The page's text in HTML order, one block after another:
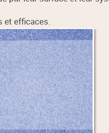
et efficaces.